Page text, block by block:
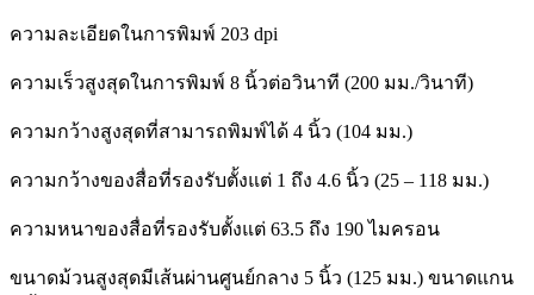
ความละเอียดในการพิมพ์ 203 dpi
ความเร็วสูงสุดในการพิมพ์ 8 นิ้วต่อวินาที (200 มม./วินาที)
ความกว้างสูงสุดที่สามารถพิมพ์ได้ 4 นิ้ว (104 มม.)
ความกว้างของสื่อที่รองรับตั้งแต่ 1 ถึง 4.6 นิ้ว (25 – 118 มม.)
ความหนาของสื่อที่รองรับตั้งแต่ 63.5 ถึง 190 ไมครอน
ขนาดม้วนสูงสุดมีเส้นผ่านศูนย์กลาง 5 นิ้ว (125 มม.) ขนาดแกน